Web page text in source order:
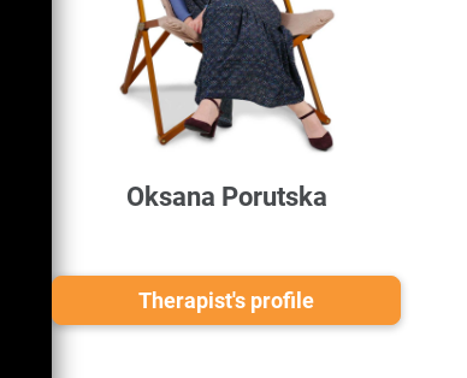
Oksana Porutska
Therapist's profile